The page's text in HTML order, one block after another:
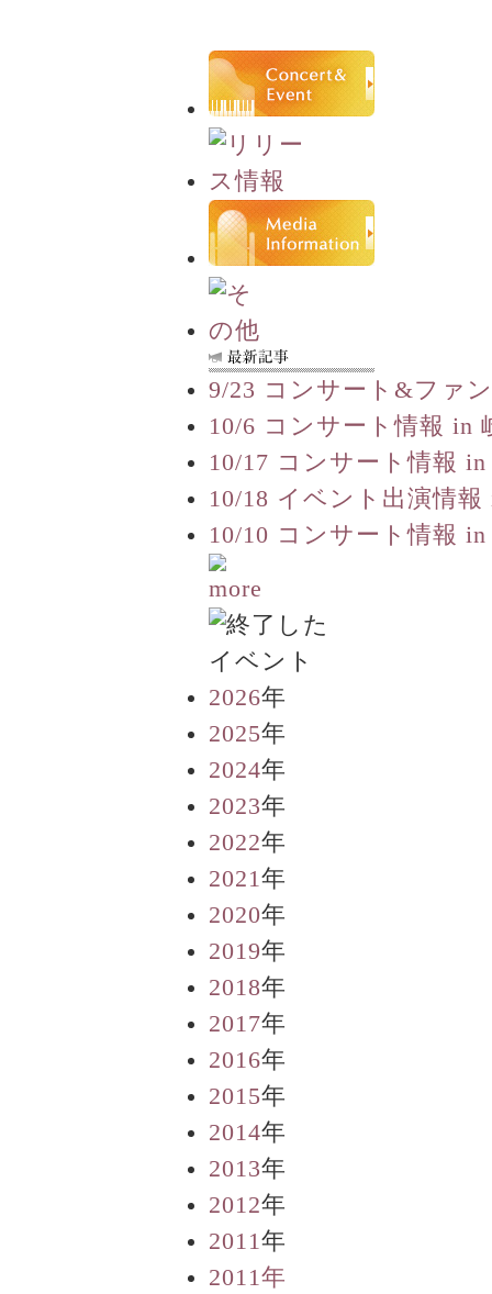
9/23 コンサート&ファ
10/6 コンサート情報 in
10/17 コンサート情報
10/18 イベント出演情報
10/10 コンサート情報
2026年
2025年
2024年
2023年
2022年
2021年
2020年
2019年
2018年
2017年
2016年
2015年
2014年
2013年
2012年
2011年
2011年